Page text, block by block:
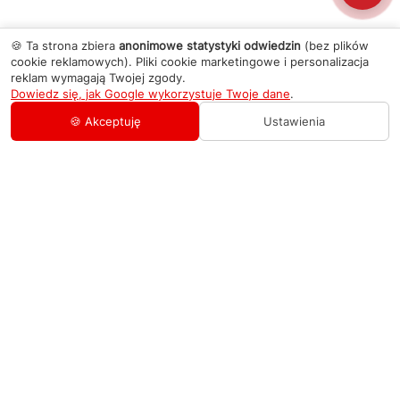
🍪 Ta strona zbiera anonimowe statystyki odwiedzin (bez plików
cookie reklamowych). Pliki cookie marketingowe i personalizacja
reklam wymagają Twojej zgody.
Dowiedz się, jak Google wykorzystuje Twoje dane.
🍪 Akceptuję
Ustawienia